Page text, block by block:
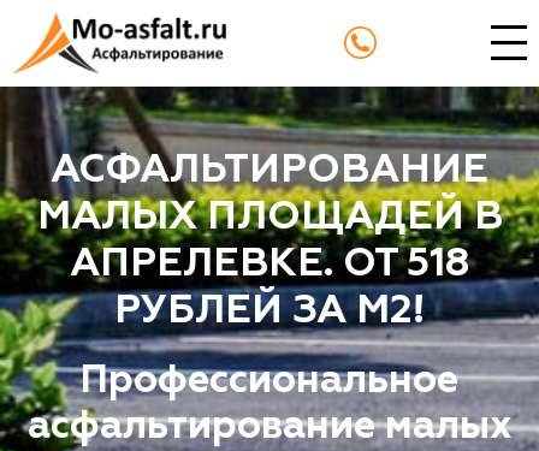
АСФАЛЬТИРОВАНИЕ
МАЛЫХ ПЛОЩАДЕЙ В
АПРЕЛЕВКЕ. ОТ 518
РУБЛЕЙ ЗА М2!
Профессиональное
асфальтирование малых